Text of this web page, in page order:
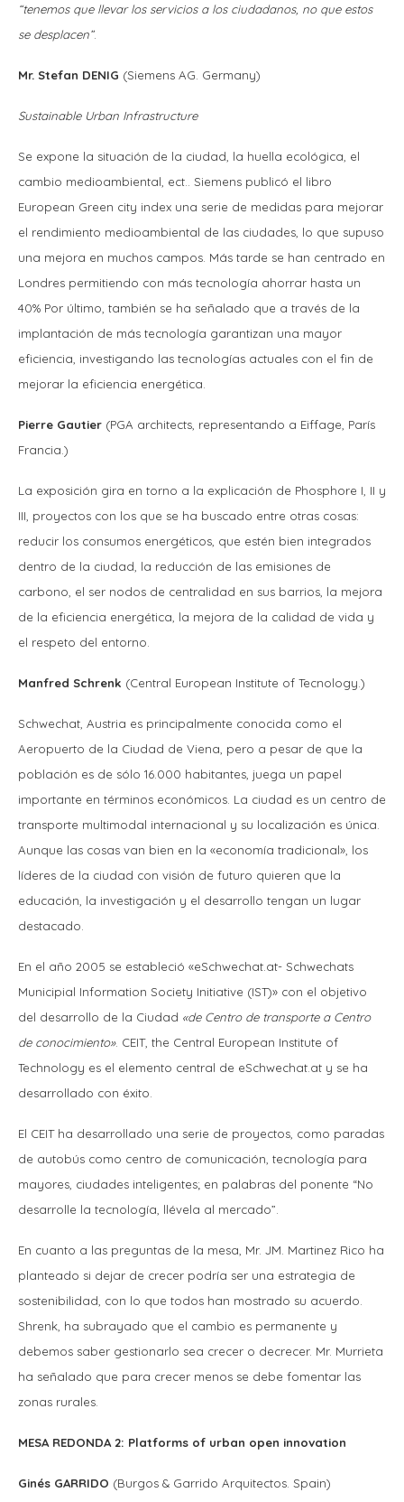
“tenemos que llevar los servicios a los ciudadanos, no que estos
se desplacen”.
Mr. Stefan DENIG (Siemens AG. Germany)
Sustainable Urban Infrastructure
Se expone la situación de la ciudad, la huella ecológica, el
cambio medioambiental, ect.. Siemens publicó el libro
European Green city index una serie de medidas para mejorar
el rendimiento medioambiental de las ciudades, lo que supuso
una mejora en muchos campos. Más tarde se han centrado en
Londres permitiendo con más tecnología ahorrar hasta un
40% Por último, también se ha señalado que a través de la
implantación de más tecnología garantizan una mayor
eficiencia, investigando las tecnologías actuales con el fin de
mejorar la eficiencia energética.
Pierre Gautier (PGA architects, representando a Eiffage, París
Francia.)
La exposición gira en torno a la explicación de Phosphore I, II y
III, proyectos con los que se ha buscado entre otras cosas:
reducir los consumos energéticos, que estén bien integrados
dentro de la ciudad, la reducción de las emisiones de
carbono, el ser nodos de centralidad en sus barrios, la mejora
de la eficiencia energética, la mejora de la calidad de vida y
el respeto del entorno.
Manfred Schrenk (Central European Institute of Tecnology.)
Schwechat, Austria es principalmente conocida como el
Aeropuerto de la Ciudad de Viena, pero a pesar de que la
población es de sólo 16.000 habitantes, juega un papel
importante en términos económicos. La ciudad es un centro de
transporte multimodal internacional y su localización es única.
Aunque las cosas van bien en la «economía tradicional», los
líderes de la ciudad con visión de futuro quieren que la
educación, la investigación y el desarrollo tengan un lugar
destacado.
En el año 2005 se estableció «eSchwechat.at- Schwechats
Municipial Information Society Initiative (IST)» con el objetivo
del desarrollo de la Ciudad «de Centro de transporte a Centro
de conocimiento». CEIT, the Central European Institute of
Technology es el elemento central de eSchwechat.at y se ha
desarrollado con éxito.
El CEIT ha desarrollado una serie de proyectos, como paradas
de autobús como centro de comunicación, tecnología para
mayores, ciudades inteligentes; en palabras del ponente “No
desarrolle la tecnología, llévela al mercado”.
En cuanto a las preguntas de la mesa, Mr. JM. Martinez Rico ha
planteado si dejar de crecer podría ser una estrategia de
sostenibilidad, con lo que todos han mostrado su acuerdo.
Shrenk, ha subrayado que el cambio es permanente y
debemos saber gestionarlo sea crecer o decrecer. Mr. Murrieta
ha señalado que para crecer menos se debe fomentar las
zonas rurales.
MESA REDONDA 2: Platforms of urban open innovation
Ginés GARRIDO (Burgos & Garrido Arquitectos. Spain)